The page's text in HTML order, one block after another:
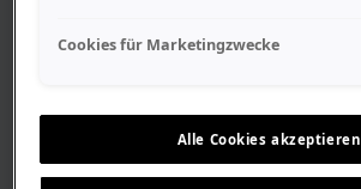
Geschäftszeiten
Stellenangebote
Geschichte
Cookies für Marketingzwecke
Alle Cookies akzeptieren